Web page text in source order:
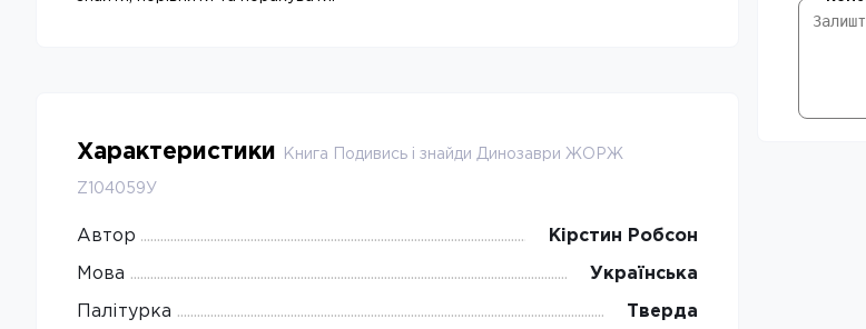
Характеристики Книга Подивись і знайди Динозаври ЖОРЖ
Z104059У
Автор Кірстин Робсон
Мова Українська
Палітурка Тверда